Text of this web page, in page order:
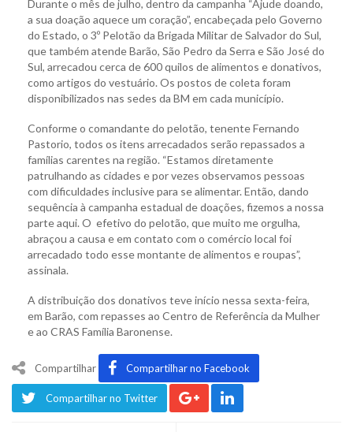
Durante o mês de julho, dentro da campanha “Ajude doando,
a sua doação aquece um coração”, encabeçada pelo Governo
do Estado, o 3º Pelotão da Brigada Militar de Salvador do Sul,
que também atende Barão, São Pedro da Serra e São José do
Sul, arrecadou cerca de 600 quilos de alimentos e donativos,
como artigos do vestuário. Os postos de coleta foram
disponibilizados nas sedes da BM em cada município.
Conforme o comandante do pelotão, tenente Fernando
Pastorio, todos os itens arrecadados serão repassados a
famílias carentes na região. “Estamos diretamente
patrulhando as cidades e por vezes observamos pessoas
com dificuldades inclusive para se alimentar. Então, dando
sequência à campanha estadual de doações, fizemos a nossa
parte aqui. O efetivo do pelotão, que muito me orgulha,
abraçou a causa e em contato com o comércio local foi
arrecadado todo esse montante de alimentos e roupas”,
assinala.
A distribuição dos donativos teve início nessa sexta-feira,
em Barão, com repasses ao Centro de Referência da Mulher
e ao CRAS Família Baronense.
Compartilhar Compartilhar no Facebook
Compartilhar no Twitter